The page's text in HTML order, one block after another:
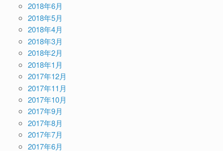
2018年6月
2018年5月
2018年4月
2018年3月
2018年2月
2018年1月
2017年12月
2017年11月
2017年10月
2017年9月
2017年8月
2017年7月
2017年6月